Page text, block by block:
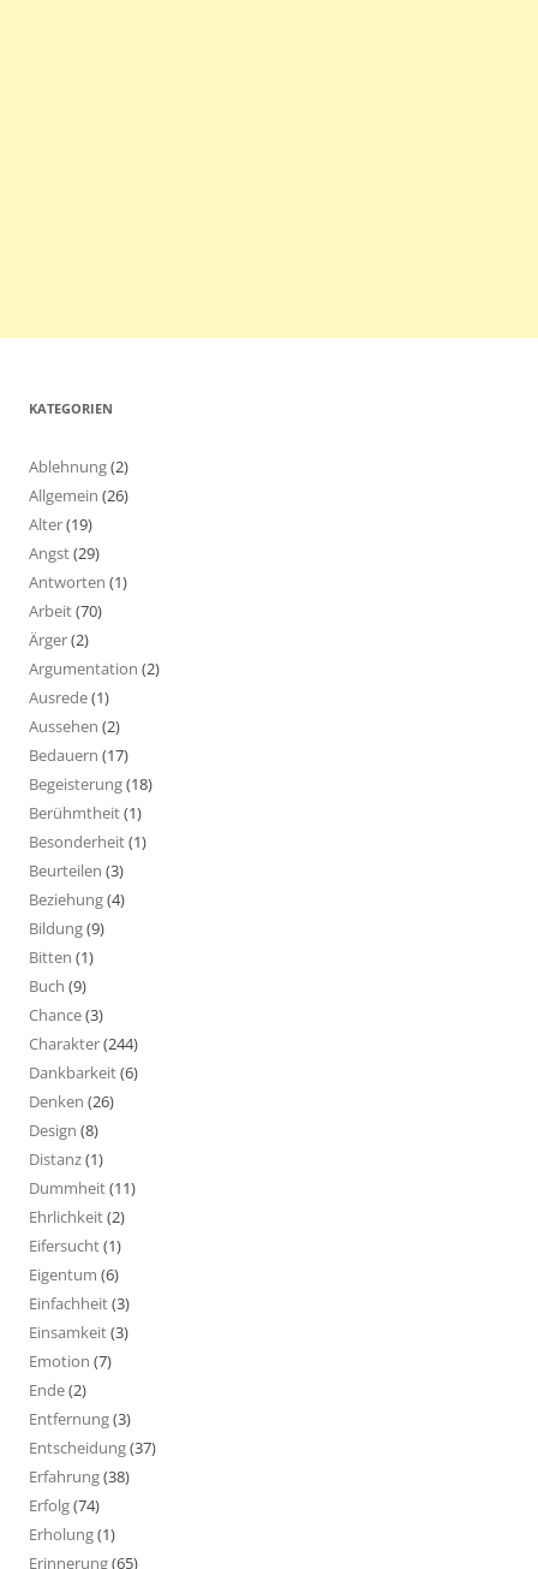
KATEGORIEN
Ablehnung(2)
Allgemein (26)
Alter(19)
Angst(29)
Antworten (1)
Arbeit(70)
Ärger(2)
Argumentation (2)
Ausrede(1)
Aussehen (2)
Bedauern (17)
Begeisterung(18)
Berühmtheit(1)
Besonderheit(1)
Beurteilen (3)
Beziehung(4)
Bildung(9)
Bitten (1)
Buch (9)
Chance(3)
Charakter(244)
Dankbarkeit(6)
Denken (26)
Design (8)
Distanz(1)
Dummheit(11)
Ehrlichkeit(2)
Eifersucht(1)
Eigentum (6)
Einfachheit(3)
Einsamkeit(3)
Emotion (7)
Ende(2)
Entfernung(3)
Entscheidung(37)
Erfahrung(38)
Erfolg(74)
Erholung(1)
Erinnerung(65)